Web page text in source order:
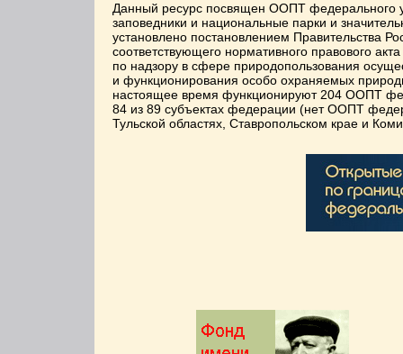
Данный ресурс посвящен ООПТ федерального
заповедники и национальные парки и
установлено постановлением Правительства
соответствующего нормативного правового
по надзору в сфере природопользования
и функционирования особо охраняемых
настоящее время функционируют 204 ООПТ
84 из 89 субъектах федерации (нет ООПТ
Тульской областях, Ставропольском крае и